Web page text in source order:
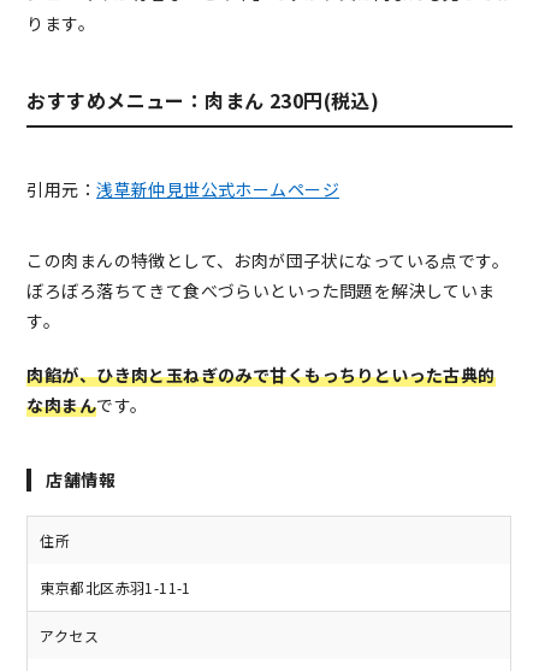
ります。
おすすめメニュー：肉まん 230円(税込)
引用元：浅草新仲見世公式ホームページ
この肉まんの特徴として、お肉が団子状になっている点です。
ぼろぼろ落ちてきて食べづらいといった問題を解決していま
す。
肉餡が、ひき肉と玉ねぎのみで甘くもっちりといった古典的
な肉まんです。
店舗情報
住所
東京都北区赤羽1-11-1
アクセス